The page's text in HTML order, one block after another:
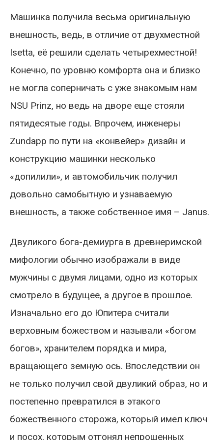
Машинка получила весьма оригинальную
внешность, ведь, в отличие от двухместной
Isetta, её решили сделать четырехместной!
Конечно, по уровню комфорта она и близко
не могла соперничать с уже знакомым нам
NSU Prinz, но ведь на дворе еще стояли
пятидесятые годы. Впрочем, инженеры
Zundapp по пути на «конвейер» дизайн и
конструкцию машинки несколько
«допилили», и автомобильчик получил
довольно самобытную и узнаваемую
внешность, а также собственное имя – Janus.
Двуликого бога-демиурга в древнеримской
мифологии обычно изображали в виде
мужчины с двумя лицами, одно из которых
смотрело в будущее, а другое в прошлое.
Изначально его до Юпитера считали
верховным божеством и называли «богом
богов», хранителем порядка и мира,
вращающего земную ось. Впоследствии он
не только получил свой двуликий образ, но и
постепенно превратился в этакого
божественного сторожа, который имел ключ
и посох, которым отгонял непрошенных